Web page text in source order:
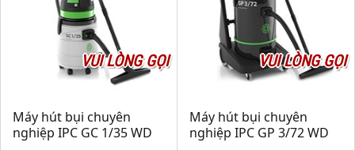
VUI LÒNG GỌI
Máy hút bụi chuyên
nghiệp IPC GC 1/35 WD
VUI LÒNG GỌI
Máy hút bụi chuyên
nghiệp IPC GP 3/72 WD